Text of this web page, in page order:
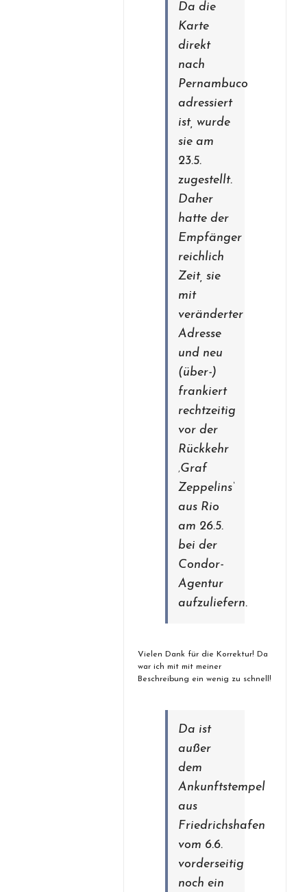
Da die
Karte
direkt
nach
Pernambuco
adressiert
ist, wurde
sie am
23.5.
zugestellt.
Daher
hatte der
Empfänger
reichlich
Zeit, sie
mit
veränderter
Adresse
und neu
(über-)
frankiert
rechtzeitig
vor der
Rückkehr
‚Graf
Zeppelins‘
aus Rio
am 26.5.
bei der
Condor-
Agentur
aufzuliefern.
Vielen Dank für die Korrektur! Da
war ich mit mit meiner
Beschreibung ein wenig zu schnell!
Da ist
außer
dem
Ankunftstempel
aus
Friedrichshafen
vom 6.6.
vorderseitig
noch ein